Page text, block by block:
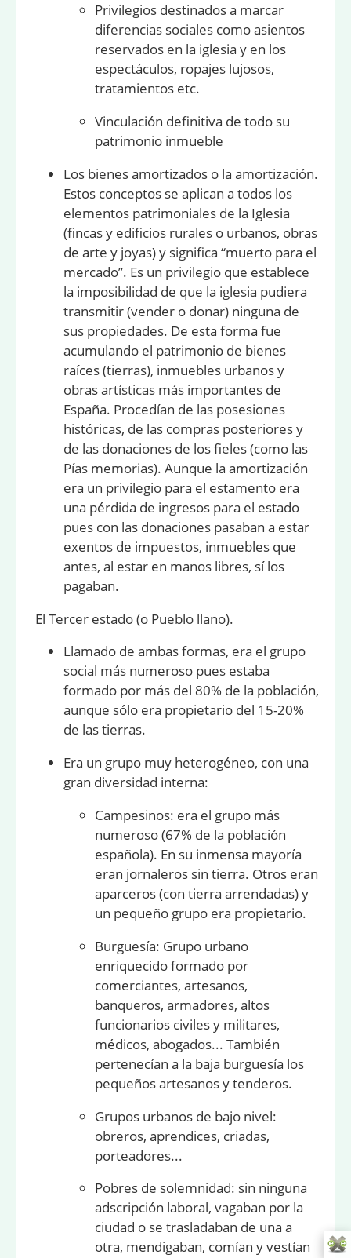
Privilegios destinados a marcar
diferencias sociales como asientos
reservados en la iglesia y en los
espectáculos, ropajes lujosos,
tratamientos etc.
Vinculación definitiva de todo su
patrimonio inmueble
Los bienes amortizados o la amortización.
Estos conceptos se aplican a todos los
elementos patrimoniales de la Iglesia
(fincas y edificios rurales o urbanos, obras
de arte y joyas) y significa “muerto para el
mercado”. Es un privilegio que establece
la imposibilidad de que la iglesia pudiera
transmitir (vender o donar) ninguna de
sus propiedades. De esta forma fue
acumulando el patrimonio de bienes
raíces (tierras), inmuebles urbanos y
obras artísticas más importantes de
España. Procedían de las posesiones
históricas, de las compras posteriores y
de las donaciones de los fieles (como las
Pías memorias). Aunque la amortización
era un privilegio para el estamento era
una pérdida de ingresos para el estado
pues con las donaciones pasaban a estar
exentos de impuestos, inmuebles que
antes, al estar en manos libres, sí los
pagaban.
El Tercer estado (o Pueblo llano).
Llamado de ambas formas, era el grupo
social más numeroso pues estaba
formado por más del 80% de la población,
aunque sólo era propietario del 15-20%
de las tierras.
Era un grupo muy heterogéneo, con una
gran diversidad interna:
Campesinos: era el grupo más
numeroso (67% de la población
española). En su inmensa mayoría
eran jornaleros sin tierra. Otros eran
aparceros (con tierra arrendadas) y
un pequeño grupo era propietario.
Burguesía: Grupo urbano
enriquecido formado por
comerciantes, artesanos,
banqueros, armadores, altos
funcionarios civiles y militares,
médicos, abogados... También
pertenecían a la baja burguesía los
pequeños artesanos y tenderos.
Grupos urbanos de bajo nivel:
obreros, aprendices, criadas,
porteadores...
Pobres de solemnidad: sin ninguna
adscripción laboral, vagaban por la
ciudad o se trasladaban de una a
otra, mendigaban, comían y vestían